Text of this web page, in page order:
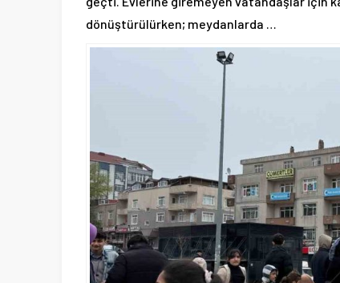
dönüştürülürken; meydanlarda …